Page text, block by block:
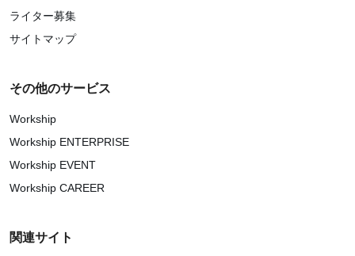
ライター募集
サイトマップ
その他のサービス
Workship
Workship ENTERPRISE
Workship EVENT
Workship CAREER
関連サイト